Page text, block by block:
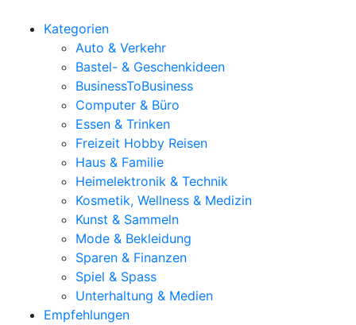
Kategorien
Auto & Verkehr
Bastel- & Geschenkideen
BusinessToBusiness
Computer & Büro
Essen & Trinken
Freizeit Hobby Reisen
Haus & Familie
Heimelektronik & Technik
Kosmetik, Wellness & Medizin
Kunst & Sammeln
Mode & Bekleidung
Sparen & Finanzen
Spiel & Spass
Unterhaltung & Medien
Empfehlungen